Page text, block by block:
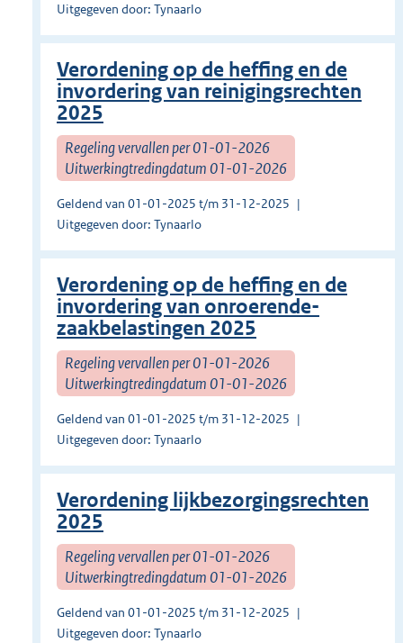
Uitgegeven door: Tynaarlo
Verordening op de heffing en de
invordering van reinigingsrechten
2025
Regeling vervallen per 01-01-2026
Uitwerkingtredingdatum 01-01-2026
Geldend van 01-01-2025 t/m 31-12-2025
Uitgegeven door: Tynaarlo
Verordening op de heffing en de
invordering van onroerende-
zaakbelastingen 2025
Regeling vervallen per 01-01-2026
Uitwerkingtredingdatum 01-01-2026
Geldend van 01-01-2025 t/m 31-12-2025
Uitgegeven door: Tynaarlo
Verordening lijkbezorgingsrechten
2025
Regeling vervallen per 01-01-2026
Uitwerkingtredingdatum 01-01-2026
Geldend van 01-01-2025 t/m 31-12-2025
Uitgegeven door: Tynaarlo